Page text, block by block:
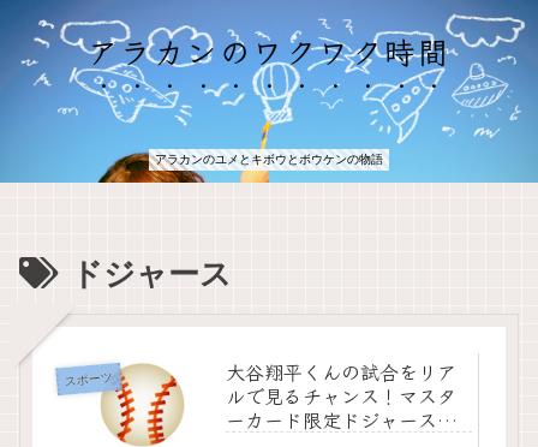
アラカンのワクワク時間
アラカンのユメとキボウとボウケンの物語
ドジャース
スポーツ
大谷翔平くんの試合をリア
ルで見るチャンス！マスタ
ーカード限定ドジャース